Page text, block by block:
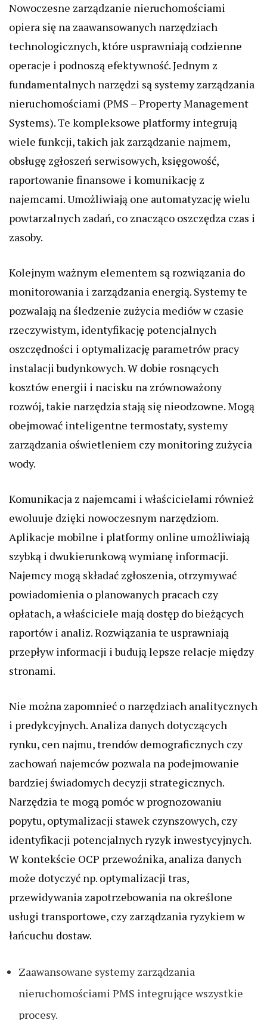
Nowoczesne zarządzanie nieruchomościami
opiera się na zaawansowanych narzędziach
technologicznych, które usprawniają codzienne
operacje i podnoszą efektywność. Jednym z
fundamentalnych narzędzi są systemy zarządzania
nieruchomościami (PMS – Property Management
Systems). Te kompleksowe platformy integrują
wiele funkcji, takich jak zarządzanie najmem,
obsługę zgłoszeń serwisowych, księgowość,
raportowanie finansowe i komunikację z
najemcami. Umożliwiają one automatyzację wielu
powtarzalnych zadań, co znacząco oszczędza czas i
zasoby.
Kolejnym ważnym elementem są rozwiązania do
monitorowania i zarządzania energią. Systemy te
pozwalają na śledzenie zużycia mediów w czasie
rzeczywistym, identyfikację potencjalnych
oszczędności i optymalizację parametrów pracy
instalacji budynkowych. W dobie rosnących
kosztów energii i nacisku na zrównoważony
rozwój, takie narzędzia stają się nieodzowne. Mogą
obejmować inteligentne termostaty, systemy
zarządzania oświetleniem czy monitoring zużycia
wody.
Komunikacja z najemcami i właścicielami również
ewoluuje dzięki nowoczesnym narzędziom.
Aplikacje mobilne i platformy online umożliwiają
szybką i dwukierunkową wymianę informacji.
Najemcy mogą składać zgłoszenia, otrzymywać
powiadomienia o planowanych pracach czy
opłatach, a właściciele mają dostęp do bieżących
raportów i analiz. Rozwiązania te usprawniają
przepływ informacji i budują lepsze relacje między
stronami.
Nie można zapomnieć o narzędziach analitycznych
i predykcyjnych. Analiza danych dotyczących
rynku, cen najmu, trendów demograficznych czy
zachowań najemców pozwala na podejmowanie
bardziej świadomych decyzji strategicznych.
Narzędzia te mogą pomóc w prognozowaniu
popytu, optymalizacji stawek czynszowych, czy
identyfikacji potencjalnych ryzyk inwestycyjnych.
W kontekście OCP przewoźnika, analiza danych
może dotyczyć np. optymalizacji tras,
przewidywania zapotrzebowania na określone
usługi transportowe, czy zarządzania ryzykiem w
łańcuchu dostaw.
Zaawansowane systemy zarządzania
nieruchomościami PMS integrujące wszystkie
procesy.